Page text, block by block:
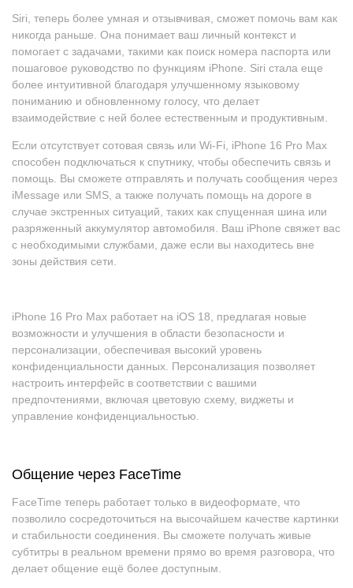
Siri, теперь более умная и отзывчивая, сможет помочь вам как
никогда раньше. Она понимает ваш личный контекст и
помогает с задачами, такими как поиск номера паспорта или
пошаговое руководство по функциям iPhone. Siri стала еще
более интуитивной благодаря улучшенному языковому
пониманию и обновленному голосу, что делает
взаимодействие с ней более естественным и продуктивным.
Если отсутствует сотовая связь или Wi-Fi, iPhone 16 Pro Max
способен подключаться к спутнику, чтобы обеспечить связь и
помощь. Вы сможете отправлять и получать сообщения через
iMessage или SMS, а также получать помощь на дороге в
случае экстренных ситуаций, таких как спущенная шина или
разряженный аккумулятор автомобиля. Ваш iPhone свяжет вас
с необходимыми службами, даже если вы находитесь вне
зоны действия сети.
iPhone 16 Pro Max работает на iOS 18, предлагая новые
возможности и улучшения в области безопасности и
персонализации, обеспечивая высокий уровень
конфиденциальности данных. Персонализация позволяет
настроить интерфейс в соответствии с вашими
предпочтениями, включая цветовую схему, виджеты и
управление конфиденциальностью.
Общение через FaceTime
FaceTime теперь работает только в видеоформате, что
позволило сосредоточиться на высочайшем качестве картинки
и стабильности соединения. Вы сможете получать живые
субтитры в реальном времени прямо во время разговора, что
делает общение ещё более доступным.